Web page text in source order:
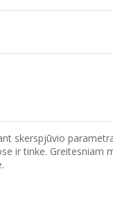
skerspjūvio
ir tinke. Greitesniam